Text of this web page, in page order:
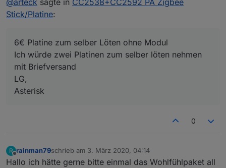
Stick/Platine:
6€ Platine zum selber Löten ohne Modul
Ich würde zwei Platinen zum selber löten nehmen
mit Briefversand
LG,
Asterisk
0
R
Offline
rainman79schrieb am 3. März 2020, 04:14
zuletzt editiert von
Hallo ich hätte gerne bitte einmal das Wohlfühlpaket all